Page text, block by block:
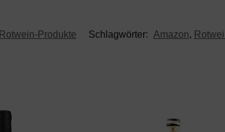
Rotwein-Produkte Schlagwörter: Amazon,